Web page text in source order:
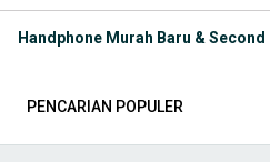
Laptop, hinggaTelevisi, Audio &
ini tersedia dari pengguna OLX
Anda sekarang!
Handphone Murah Baru &
PENCARIAN POPULER